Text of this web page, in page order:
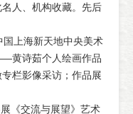
人、机构收藏。先后
上海新天地中央美术
黄诗茹个人绘画作品
栏影像采访；作品展
《交流与展望》艺术